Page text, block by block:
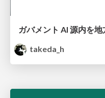
takeda_h